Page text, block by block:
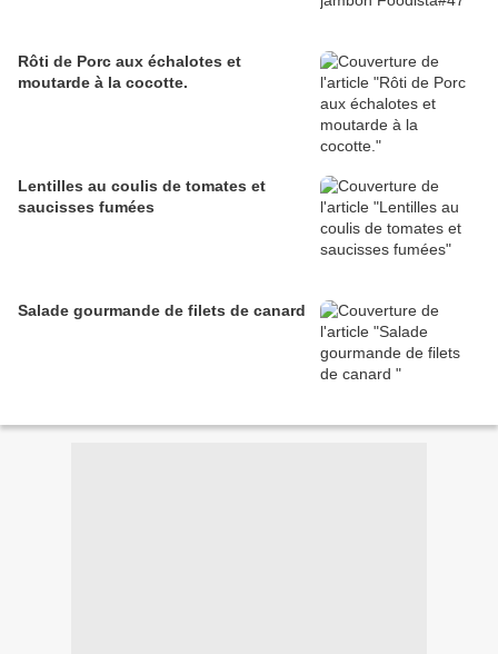
Rôti de Porc aux échalotes et
moutarde à la cocotte.
Lentilles au coulis de tomates et
saucisses fumées
Salade gourmande de filets de canard